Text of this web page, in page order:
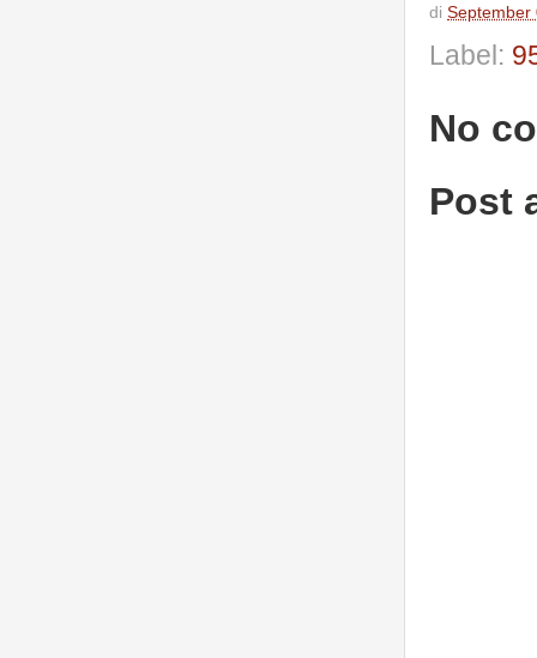
di September
Label:
No
Post